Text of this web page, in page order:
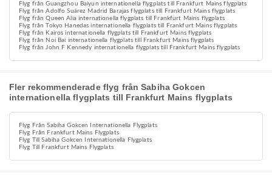
Flyg från Guangzhou Baiyun internationella flygplats till Frankfurt Mains flygplats
Flyg från Adolfo Suárez Madrid Barajas flygplats till Frankfurt Mains flygplats
Flyg från Queen Alia internationella flygplats till Frankfurt Mains flygplats
Flyg från Tokyo Hanedas internationella flygplats till Frankfurt Mains flygplats
Flyg från Kairos internationella flygplats till Frankfurt Mains flygplats
Flyg från Noi Bai internationella flygplats till Frankfurt Mains flygplats
Flyg från John F Kennedy internationella flygplats till Frankfurt Mains flygplats
Fler rekommenderade flyg från Sabiha Gokcen
internationella flygplats till Frankfurt Mains flygplats
Flyg Från Sabiha Gokcen Internationella Flygplats
Flyg Från Frankfurt Mains Flygplats
Flyg Till Sabiha Gokcen Internationella Flygplats
Flyg Till Frankfurt Mains Flygplats